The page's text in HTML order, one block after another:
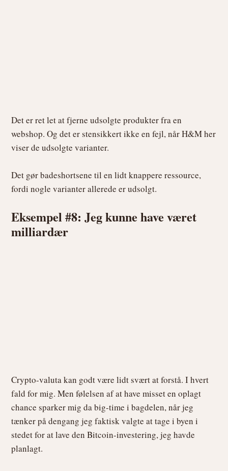
Det er ret let at fjerne udsolgte produkter fra en
webshop. Og det er stensikkert ikke en fejl, når H&M her
viser de udsolgte varianter.
Det gør badeshortsene til en lidt knappere ressource,
fordi nogle varianter allerede er udsolgt.
Eksempel #8: Jeg kunne have været
milliardær
Crypto-valuta kan godt være lidt svært at forstå. I hvert
fald for mig. Men følelsen af at have misset en oplagt
chance sparker mig da big-time i bagdelen, når jeg
tænker på dengang jeg faktisk valgte at tage i byen i
stedet for at lave den Bitcoin-investering, jeg havde
planlagt.